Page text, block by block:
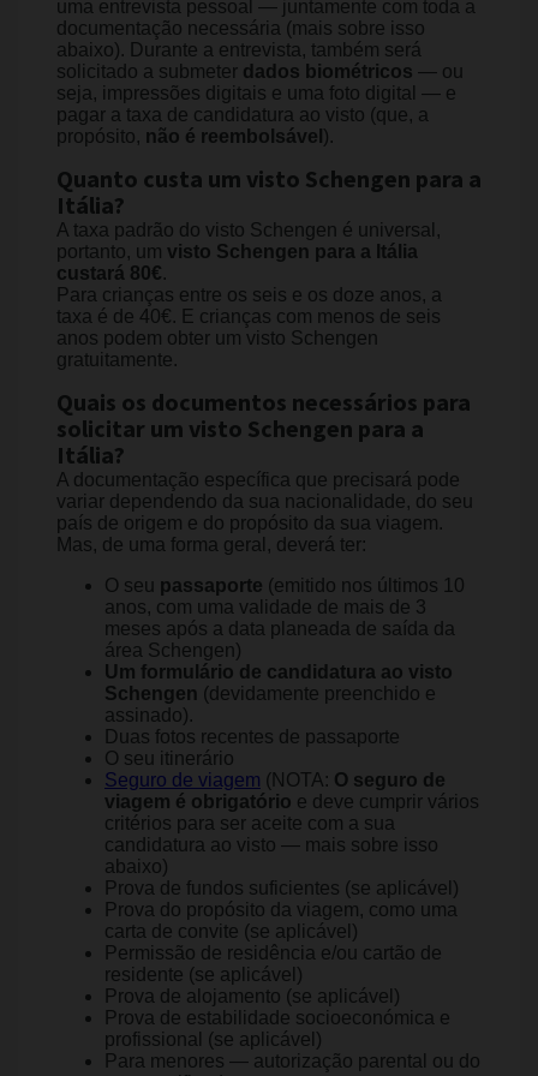
uma entrevista pessoal — juntamente com toda a
documentação necessária (mais sobre isso
abaixo). Durante a entrevista, também será
solicitado a submeter dados biométricos — ou
seja, impressões digitais e uma foto digital — e
pagar a taxa de candidatura ao visto (que, a
propósito, não é reembolsável ).
Quanto custa um visto Schengen para a
Itália?
A taxa padrão do visto Schengen é universal,
portanto, um visto Schengen para a Itália
custará 80€.
Para crianças entre os seis e os doze anos, a
taxa é de 40€. E crianças com menos de seis
anos podem obter um visto Schengen
gratuitamente.
Quais os documentos necessários para
solicitar um visto Schengen para a
Itália?
A documentação específica que precisará pode
variar dependendo da sua nacionalidade, do seu
país de origem e do propósito da sua viagem.
Mas, de uma forma geral, deverá ter:
O seu passaporte (emitido nos últimos 10
anos, com uma validade de mais de 3
meses após a data planeada de saída da
área Schengen)
Um formulário de candidatura ao visto
Schengen (devidamente preenchido e
assinado).
Duas fotos recentes de passaporte
O seu itinerário
Seguro de viagem (NOTA: O seguro de
viagem é obrigatório e deve cumprir vários
critérios para ser aceite com a sua
candidatura ao visto — mais sobre isso
abaixo)
Prova de fundos suficientes (se aplicável)
Prova do propósito da viagem, como uma
carta de convite (se aplicável)
Permissão de residência e/ou cartão de
residente (se aplicável)
Prova de alojamento (se aplicável)
Prova de estabilidade socioeconómica e
profissional (se aplicável)
Para menores — autorização parental ou do